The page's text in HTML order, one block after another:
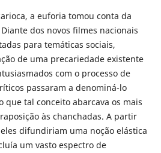
a euforia tomou conta da
dos novos filmes nacionais
para temáticas sociais,
de uma precariedade existente
com o processo de
passaram a denominá-lo
que tal conceito abarcava os mais
às chanchadas. A partir
difundiriam uma noção elástica
um vasto espectro de